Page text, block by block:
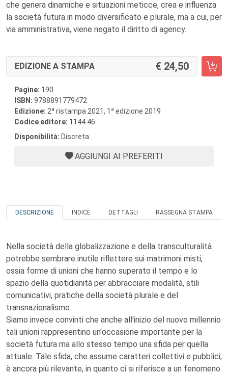
che genera dinamiche e situazioni meticce, crea e influenza
la società futura in modo diversificato e plurale, ma a cui, per
via amministrativa, viene negato il diritto di agency.
EDIZIONE A STAMPA 24,50
Pagine: 190
ISBN: 9788891779472
Edizione: 2a ristampa 2021, 1 a edizione 2019
Codice editore: 1144.46
Disponibilità: Discreta
AGGIUNGI AI PREFERITI
DESCRIZIONE INDICE DETTAGLI RASSEGNA STAMPA
Nella società della globalizzazione e della transculturalità
potrebbe sembrare inutile riflettere sui matrimoni misti,
ossia forme di unioni che hanno superato il tempo e lo
spazio della quotidianità per abbracciare modalità, stili
comunicativi, pratiche della società plurale e del
transnazionalismo.
Siamo invece convinti che anche all'inizio del nuovo millennio
tali unioni rappresentino un'occasione importante per la
società futura ma allo stesso tempo una sfida per quella
attuale. Tale sfida, che assume caratteri collettivi e pubblici,
è ancora più rilevante, in quanto ci si riferisce a un fenomeno